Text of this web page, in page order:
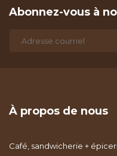
Abonnez-vous à
À propos de nous
Café, sandwicherie +